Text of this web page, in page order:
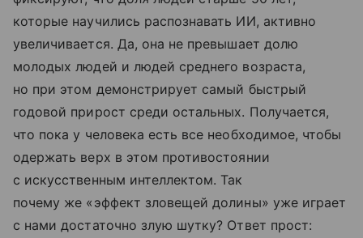
которые научились распознавать ИИ, активно
увеличивается. Да, она не превышает долю
молодых людей и людей среднего возраста,
но при этом демонстрирует самый быстрый
годовой прирост среди остальных. Получается,
что пока у человека есть все необходимое, чтобы
одержать верх в этом противостоянии
с искусственным интеллектом. Так
почему же «эффект зловещей долины» уже играет
с нами достаточно злую шутку? Ответ прост: